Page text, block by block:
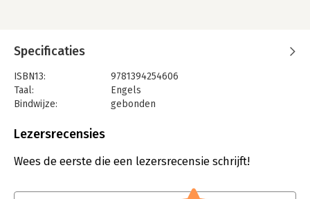
Specificaties
ISBN13:
9781394254606
Taal:
Engels
Bindwijze:
gebonden
Verschijningsdatum:
Hoofdrubriek: Financieel management
Lezersrecensies
Wees de eerste die een lezersrecensie schrijft!